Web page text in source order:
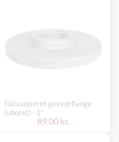
Galvaniseret gevind flange
(uboret) - 1"
89,00 kr.